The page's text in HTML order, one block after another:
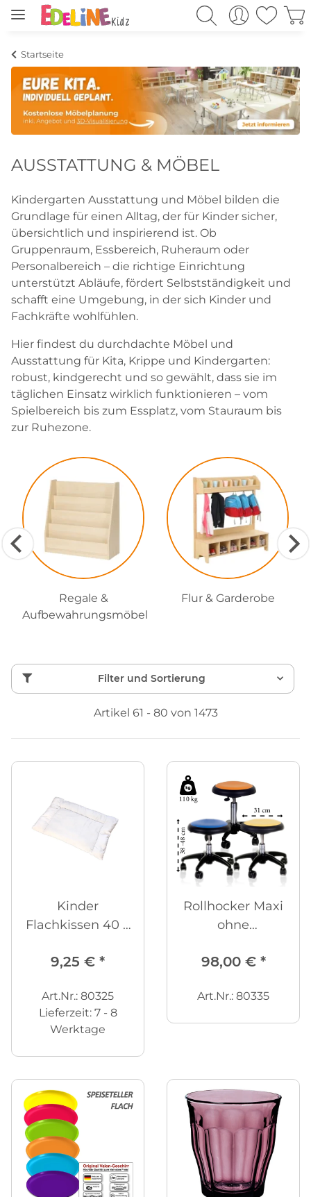
Startseite
AUSSTATTUNG & MÖBEL
Kindergarten Ausstattung und Möbel bilden die
Grundlage für einen Alltag, der für Kinder sicher,
übersichtlich und inspirierend ist. Ob
Gruppenraum, Essbereich, Ruheraum oder
Personalbereich – die richtige Einrichtung
unterstützt Abläufe, fördert Selbstständigkeit und
schafft eine Umgebung, in der sich Kinder und
Fachkräfte wohlfühlen.
Hier findest du durchdachte Möbel und
Ausstattung für Kita, Krippe und Kindergarten:
robust, kindgerecht und so gewählt, dass sie im
täglichen Einsatz wirklich funktionieren – vom
Spielbereich bis zum Essplatz, vom Stauraum bis
zur Ruhezone.
Regale &
Aufbewahrungsmöbel
Flur & Garderobe
Filter und Sortierung
Artikel 61 - 80 von 1473
Kinder
Flachkissen 40 x
9,25 € *
Art.Nr.: 80325
Lieferzeit: 7 - 8
Werktage
Rollhocker Maxi
ohne
98,00 € *
Art.Nr.: 80335